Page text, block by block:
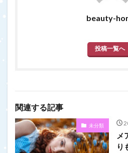
beauty-
投稿一覧へ
関連する記事
未分類
メ
り